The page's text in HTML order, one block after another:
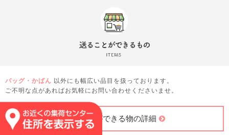
バッグ・かばん 以外にも幅広い品目を扱っております。
ご不明な点があればお気軽にお問い合わせくださいませ。
送ることができる物の詳細